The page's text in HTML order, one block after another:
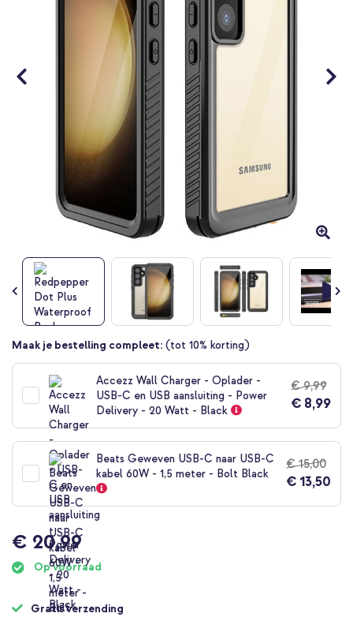
Ga
begin
van
afbeeldingen-
gallerij
Maak je bestelling compleet: (tot 10% korting)
Accezz Wall Charger - Oplader -
USB-C en USB aansluiting - Power
Delivery - 20 Watt - Black
€ 9,99
€ 8,99
Beats Geweven USB-C naar USB-C
kabel 60W - 1,5 meter - Bolt Black
€ 15,00
€ 13,50
€ 20,99
Op voorraad
Gratis verzending